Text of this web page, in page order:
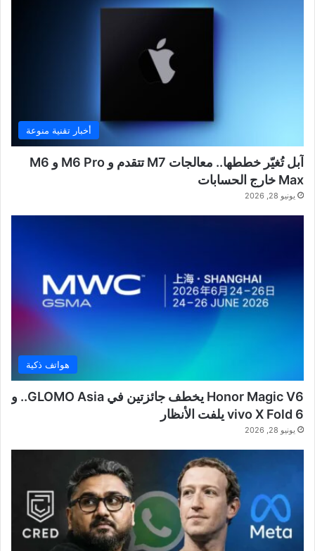
أخبار تقنية منوعة
آبل تُغيّر خططها.. معالجات M7 تتقدم و M6 Pro و M6
Max خارج الحسابات
يونيو 28, 2026
هواتف ذكية
Honor Magic V6 يخطف جائزتين في GLOMO Asia.. و
vivo X Fold 6 يلفت الأنظار
يونيو 28, 2026